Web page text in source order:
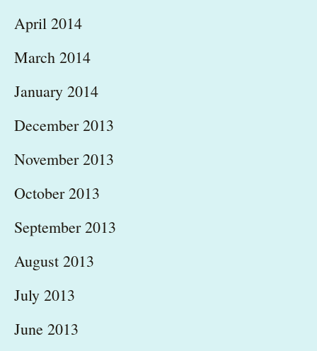
April 2014
March 2014
January 2014
December 2013
November 2013
October 2013
September 2013
August 2013
July 2013
June 2013